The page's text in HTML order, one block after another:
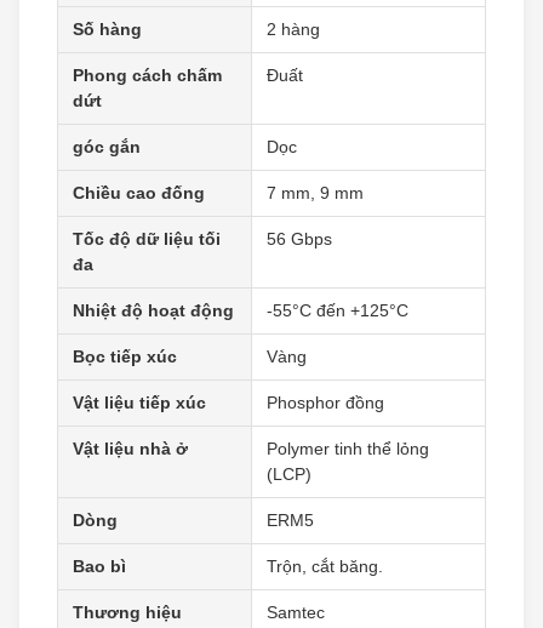
Số hàng 2 hàng
Phong cách chấm
dứt
Đuất
góc gắn Dọc
Chiều cao đống 7 mm, 9 mm
Tốc độ dữ liệu tối
đa
56 Gbps
Nhiệt độ hoạt động -55°C đến +125°C
Bọc tiếp xúc Vàng
Vật liệu tiếp xúc Phosphor đồng
Vật liệu nhà ở
Polymer tinh thể lỏng
(LCP)
Dòng ERM5
Bao bì Trộn, cắt băng.
Thương hiệu Samtec